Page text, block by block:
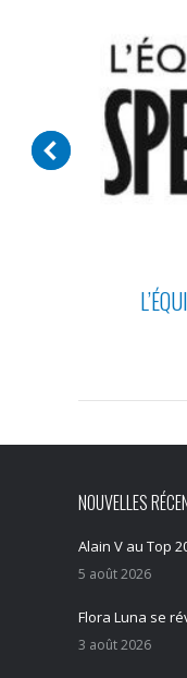
NOUVELLES
Alain V au Top
5 août 2026
Flora Luna se
3 août 2026